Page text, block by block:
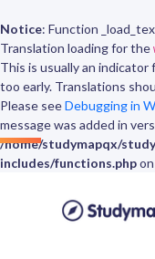
Notice: Function
Translation loading for the
This is usually an
too early. Translations
Please seeDebugging in
message was added in
/home/studymapqx/
includes/functions.php